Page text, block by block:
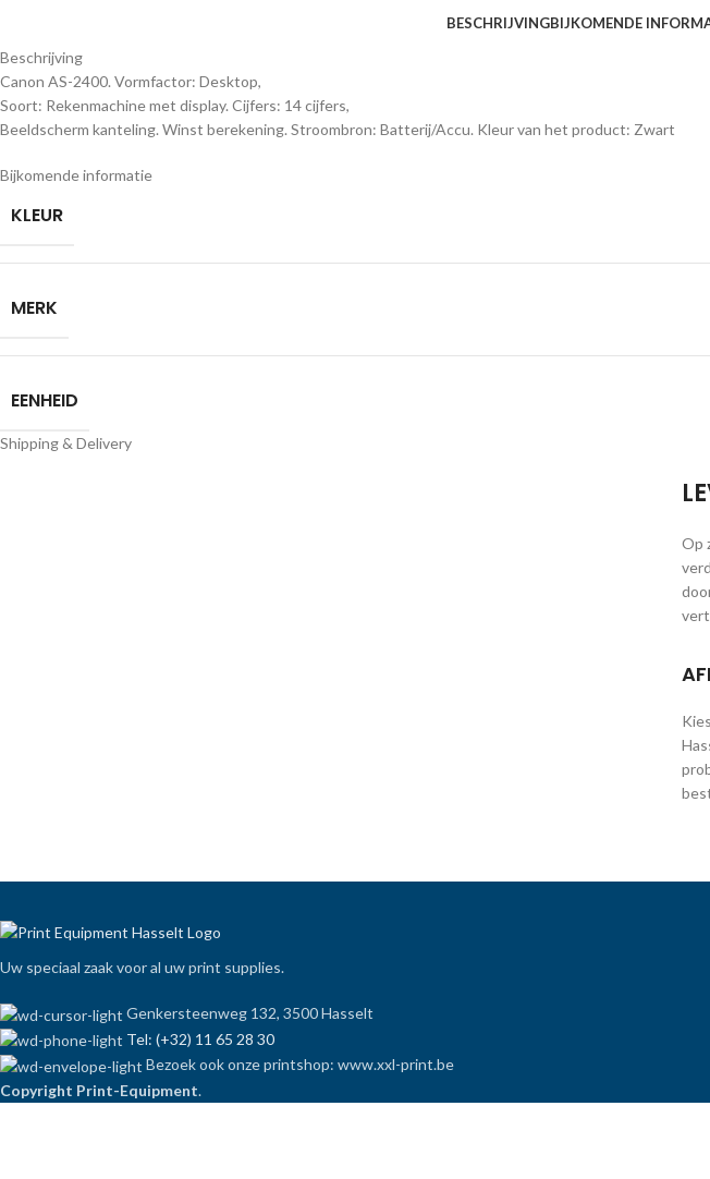
BESCHRIJVINGBIJKOMENDE
Beschrijving
Canon AS-2400. Vormfactor: Desktop,
Soort: Rekenmachine met display. Cijfers: 14 cijfers,
Beeldscherm kanteling. Winst berekening. Stroombron: Batterij/Accu. Kleur van het product: Zwart
Bijkomende informatie
KLEUR
MERK
EENHEID
Shipping & Delivery
Op
Uw speciaal zaak voor al uw print supplies.
Genkersteenweg 132, 3500 Hasselt
Tel: (+32) 11 65 28 30
Bezoek ook onze printshop: www.xxl-print.be
Copyright Print-Equipment.